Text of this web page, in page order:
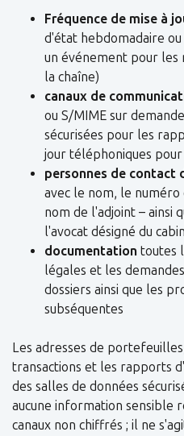
Fréquence de mise à
d'état hebdomadaire
un événement pour
la chaîne)
canaux de
ou S/MIME sur
sécurisées pour les
jour téléphoniques
personnes de contact
avec le nom, le
nom de l'adjoint – ainsi
l'avocat désigné du
documentation toutes
légales et les
dossiers ainsi que les
subséquentes
Les adresses de
transactions et les rapports
des salles de données
aucune information sensible
canaux non chiffrés ; il ne